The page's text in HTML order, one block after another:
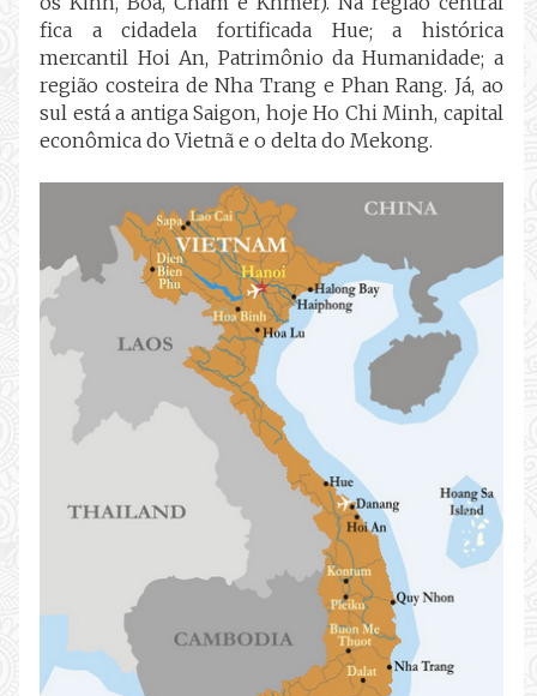
fica a cidadela fortificada Hue; a histórica
mercantil Hoi An, Patrimônio da Humanidade; a
região costeira de Nha Trang e Phan Rang. Já, ao
sul está a antiga Saigon, hoje Ho Chi Minh, capital
econômica do Vietnã e o delta do Mekong.